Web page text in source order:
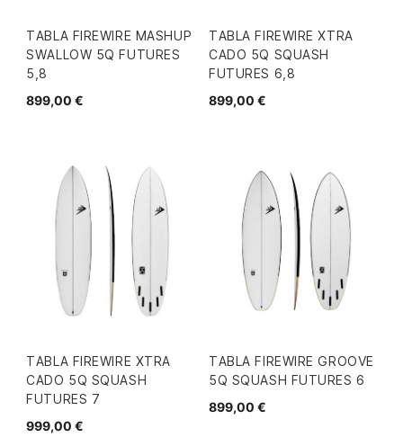
TABLA FIREWIRE MASHUP
SWALLOW 5Q FUTURES
5,8
899,00 €
TABLA FIREWIRE XTRA
CADO 5Q SQUASH
FUTURES 6,8
899,00 €
TABLA FIREWIRE XTRA
CADO 5Q SQUASH
FUTURES 7
999,00 €
TABLA FIREWIRE GROOVE
5Q SQUASH FUTURES 6
899,00 €